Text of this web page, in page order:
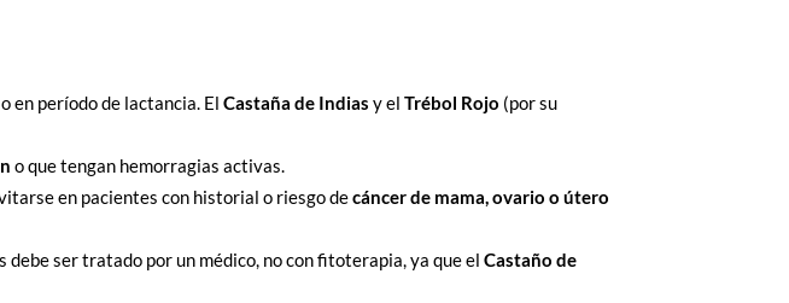
en período de lactancia. ElCastaña de Indias y elTrébol Rojo (por su
o que tengan hemorragias activas.
en pacientes con historial o riesgo decáncer de mama, ovario o útero
debe ser tratado por un médico, no con fitoterapia, ya que elCastaño de